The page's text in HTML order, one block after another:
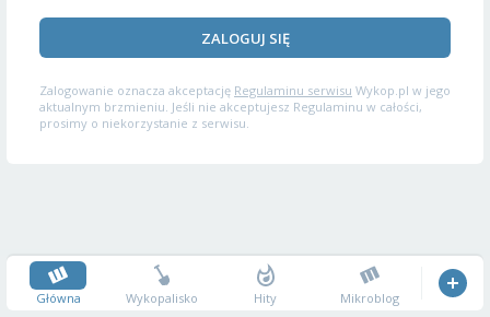
ZALOGUJ SIĘ
Zalogowanie oznacza akceptację Regulaminu serwisu Wykop.pl w jego
aktualnym brzmieniu. Jeśli nie akceptujesz Regulaminu w całości,
prosimy o niekorzystanie z serwisu.
Główna Wykopalisko Hity Mikroblog